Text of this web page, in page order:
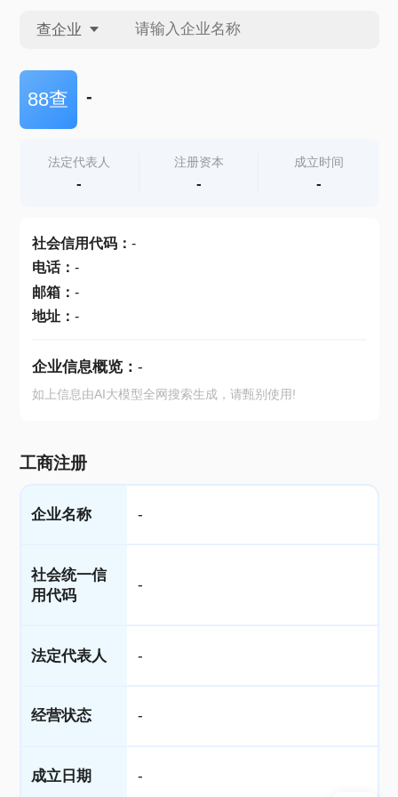
查企业
查企业
查产地
88查 -
法定代表人
-
注册资本
-
成立时间
-
社会信用代码： -
电话： -
邮箱： -
地址： -
企业信息概览： -
如上信息由AI大模型全网搜索生成，请甄别使用!
工商注册
企业名称 -
社会统一信
用代码
-
法定代表人 -
经营状态 -
成立日期 -